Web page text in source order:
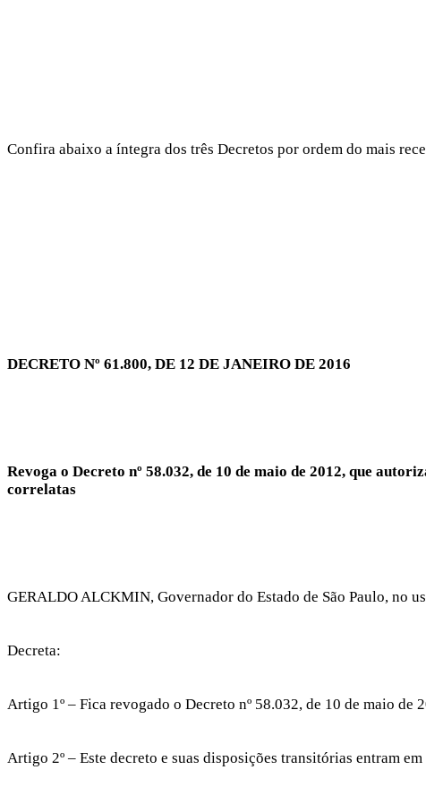
Confira abaixo a íntegra dos três Decretos por ordem do mais
DECRETO Nº 61.800, DE 12 DE JANEIRO DE 2016
Revoga o Decreto nº 58.032, de 10 de maio de 2012, que
correlatas
GERALDO ALCKMIN, Governador do Estado de São Paulo, no
Decreta:
Artigo 1º – Fica revogado o Decreto nº 58.032, de 10 de maio
Artigo 2º – Este decreto e suas disposições transitórias entram